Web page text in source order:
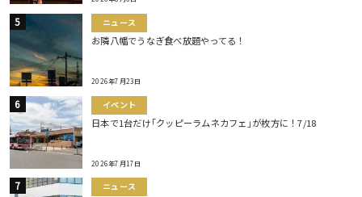
ニュース
お隣八幡でうなぎ食べ放題やってる！
2026年7月23日
イベント
日本で1台だけ｢クッピーラムネカフェ｣が枚方に！7/18
2026年7月17日
ニュース